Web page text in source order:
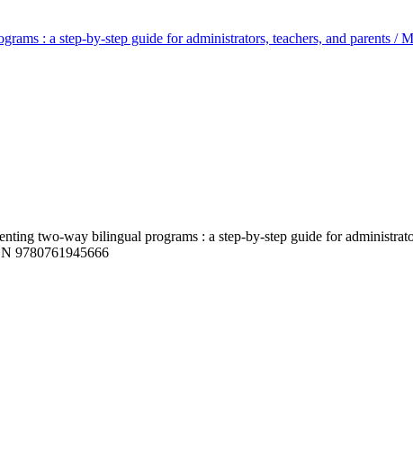
: a step-by-step guide for administrators, teachers, and parents /
two-way bilingual programs : a step-by-step guide for
9780761945666